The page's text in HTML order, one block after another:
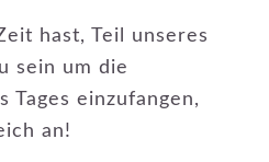
hast, Teil unseres
sein um die
Tages einzufangen,
an!